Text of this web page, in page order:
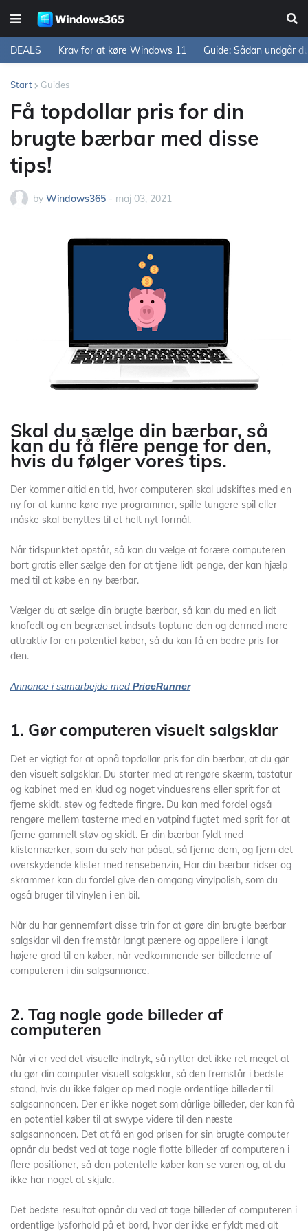
DEALS Krav for at køre Windows 11 Guide: Sådan undgår
Start Guides
Få topdollar pris for din
brugte bærbar med disse
tips!
by Windows365 - maj 03, 2021
Skal du sælge din bærbar, så
kan du få flere penge for den,
hvis du følger vores tips.
Der kommer altid en tid, hvor computeren skal udskiftes med en
ny for at kunne køre nye programmer, spille tungere spil eller
måske skal benyttes til et helt nyt formål.
Når tidspunktet opstår, så kan du vælge at forære computeren
bort gratis eller sælge den for at tjene lidt penge, der kan hjælp
med til at købe en ny bærbar.
Vælger du at sælge din brugte bærbar, så kan du med en lidt
knofedt og en begrænset indsats toptune den og dermed mere
attraktiv for en potentiel køber, så du kan få en bedre pris for
den.
Annonce i samarbejde med PriceRunner
1. Gør computeren visuelt salgsklar
Det er vigtigt for at opnå topdollar pris for din bærbar, at du gør
den visuelt salgsklar. Du starter med at rengøre skærm, tastatur
og kabinet med en klud og noget vinduesrens eller sprit for at
fjerne skidt, støv og fedtede fingre. Du kan med fordel også
rengøre mellem tasterne med en vatpind fugtet med sprit for at
fjerne gammelt støv og skidt. Er din bærbar fyldt med
klistermærker, som du selv har påsat, så fjerne dem, og fjern det
overskydende klister med rensebenzin, Har din bærbar ridser og
skrammer kan du fordel give den omgang vinylpolish, som du
også bruger til vinylen i en bil.
Når du har gennemført disse trin for at gøre din brugte bærbar
salgsklar vil den fremstår langt pænere og appellere i langt
højere grad til en køber, når vedkommende ser billederne af
computeren i din salgsannonce.
2. Tag nogle gode billeder af
computeren
Når vi er ved det visuelle indtryk, så nytter det ikke ret meget at
du gør din computer visuelt salgsklar, så den fremstår i bedste
stand, hvis du ikke følger op med nogle ordentlige billeder til
salgsannoncen. Der er ikke noget som dårlige billeder, der kan få
en potentiel køber til at swype videre til den næste
salgsannoncen. Det at få en god prisen for sin brugte computer
opnår du bedst ved at tage nogle flotte billeder af computeren i
flere positioner, så den potentelle køber kan se varen og, at du
ikke har noget at skjule.
Det bedste resultat opnår du ved at tage billeder af computeren i
ordentlige lysforhold på et bord, hvor der ikke er fyldt med alt